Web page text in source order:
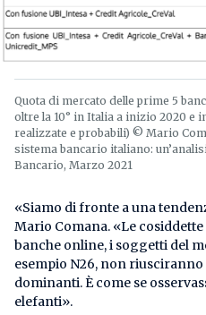
Quota di mercato delle prime 5
oltre la 10° in Italia a inizio 2020 e
realizzate e probabili) © Mario
sistema bancario italiano:
Bancario, Marzo 2021
«Siamo di fronte a una
Mario Comana. «Le
banche online, i soggetti del
esempio N26, non
dominanti. È come se
elefanti».